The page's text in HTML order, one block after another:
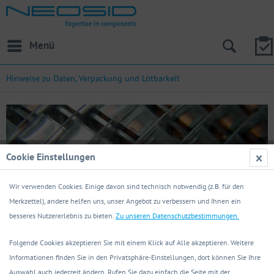
Menü
Hinweise zu Daten, Verpackung und Lötbarkeit
Hinweise zu Daten, Verpackung und Lötbarkeit
Cookie Einstellungen
Wir verwenden Cookies. Einige davon sind technisch notwendig (z.B. für den
Merkzettel), andere helfen uns, unser Angebot zu verbessern und Ihnen ein
besseres Nutzererlebnis zu bieten. Zu unseren Datenschutzbestimmungen.
Folgende Cookies akzeptieren Sie mit einem Klick auf Alle akzeptieren. Weitere
Informationen finden Sie in den Privatsphäre-Einstellungen, dort können Sie Ihre
Auswahl auch jederzeit ändern. Rufen Sie dazu einfach die Seite mit der